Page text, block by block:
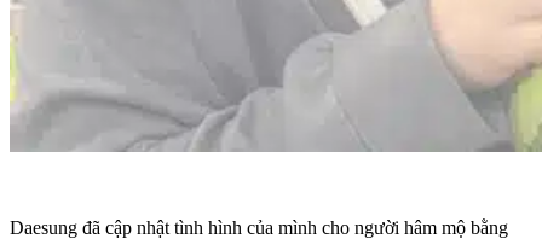
Daesung đã cập nhật tình hình của mình cho người hâm mộ bằng